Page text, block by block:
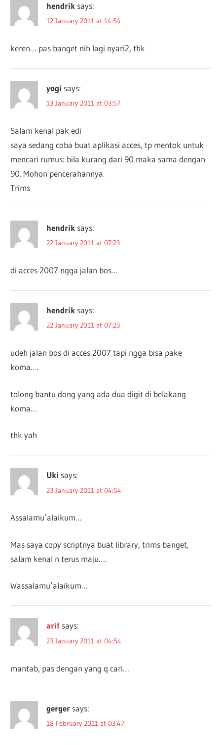
hendrik says:
12 January 2011 at 14:54
keren… pas banget nih lagi nyari2, thk
yogi says:
13 January 2011 at 03:57
Salam kenal pak edi
saya sedang coba buat aplikasi acces, tp mentok untuk
mencari rumus: bila kurang dari 90 maka sama dengan
90. Mohon pencerahannya.
Trims
hendrik says:
22 January 2011 at 07:23
di acces 2007 ngga jalan bos…
hendrik says:
22 January 2011 at 07:23
udeh jalan bos di acces 2007 tapi ngga bisa pake
koma….
tolong bantu dong yang ada dua digit di belakang
koma…
thk yah
Uki says:
23 January 2011 at 04:54
Assalamu’alaikum…
Mas saya copy scriptnya buat library, trims banget,
salam kenal n terus maju….
Wassalamu’alaikum…
arif says:
23 January 2011 at 04:54
mantab, pas dengan yang q cari…
gerger says:
18 February 2011 at 03:47